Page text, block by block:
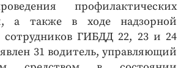
профилактических
а также в ходе надзорной
сотрудников ГИБДД 22, 23 и 24
31 водитель, управляющий